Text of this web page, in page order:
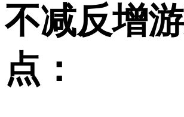
不减反增
点：